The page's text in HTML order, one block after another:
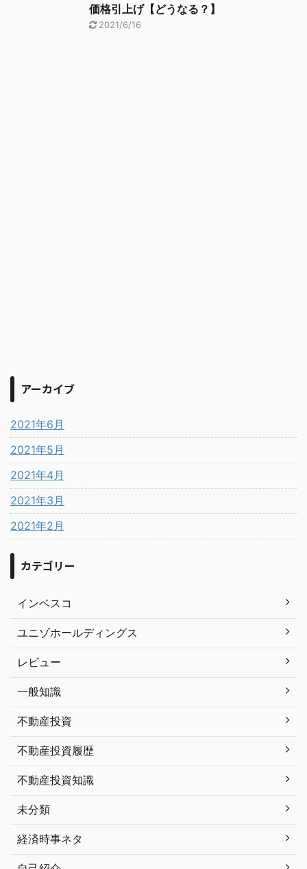
価格引上げ【どうなる？】
2021/6/16
アーカイブ
2021年6月
2021年5月
2021年4月
2021年3月
2021年2月
カテゴリー
インベスコ
ユニゾホールディングス
レビュー
一般知識
不動産投資
不動産投資履歴
不動産投資知識
未分類
経済時事ネタ